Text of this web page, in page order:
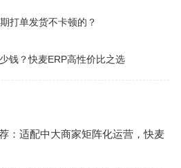
打单发货不卡顿的？
钱？快麦ERP高性价比之选
：适配中大商家矩阵化运营，快麦